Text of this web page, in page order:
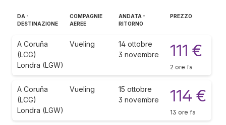
DA -
DESTINAZIONE
COMPAGNIE
AEREE
ANDATA -
RITORNO
PREZZO
A Coruña
(LCG)
Londra (LGW)
Vueling
14 ottobre
3 novembre
111 €
2 ore fa
A Coruña
(LCG)
Londra (LGW)
Vueling
15 ottobre
3 novembre
114 €
13 ore fa